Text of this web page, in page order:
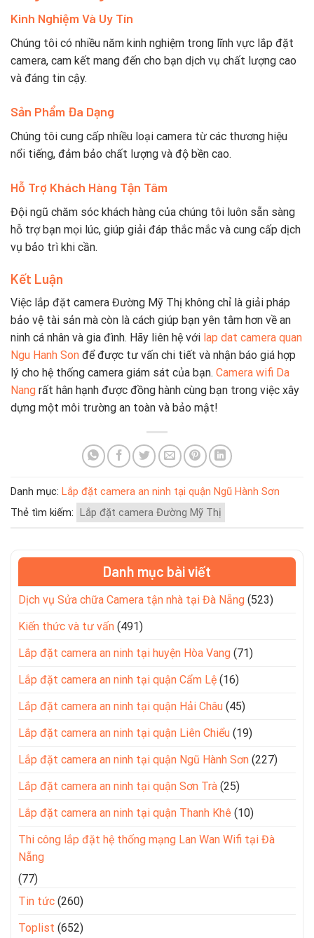
Kinh Nghiệm Và Uy Tín
Chúng tôi có nhiều năm kinh nghiệm trong lĩnh vực lắp đặt
camera, cam kết mang đến cho bạn dịch vụ chất lượng cao
và đáng tin cậy.
Sản Phẩm Đa Dạng
Chúng tôi cung cấp nhiều loại camera từ các thương hiệu
nổi tiếng, đảm bảo chất lượng và độ bền cao.
Hỗ Trợ Khách Hàng Tận Tâm
Đội ngũ chăm sóc khách hàng của chúng tôi luôn sẵn sàng
hỗ trợ bạn mọi lúc, giúp giải đáp thắc mắc và cung cấp dịch
vụ bảo trì khi cần.
Kết Luận
Việc lắp đặt camera Đường Mỹ Thị không chỉ là giải pháp
bảo vệ tài sản mà còn là cách giúp bạn yên tâm hơn về an
ninh cá nhân và gia đình. Hãy liên hệ với lap dat camera quan
Ngu Hanh Son để được tư vấn chi tiết và nhận báo giá hợp
lý cho hệ thống camera giám sát của bạn. Camera wifi Da
Nang rất hân hạnh được đồng hành cùng bạn trong việc xây
dựng một môi trường an toàn và bảo mật!
Danh mục: Lắp đặt camera an ninh tại quận Ngũ Hành Sơn
Thẻ tìm kiếm: Lắp đặt camera Đường Mỹ Thị
Danh mục bài viết
Dịch vụ Sửa chữa Camera tận nhà tại Đà Nẵng (523)
Kiến thức và tư vấn (491)
Lắp đặt camera an ninh tại huyện Hòa Vang (71)
Lắp đặt camera an ninh tại quận Cẩm Lệ (16)
Lắp đặt camera an ninh tại quận Hải Châu (45)
Lắp đặt camera an ninh tại quận Liên Chiểu (19)
Lắp đặt camera an ninh tại quận Ngũ Hành Sơn (227)
Lắp đặt camera an ninh tại quận Sơn Trà (25)
Lắp đặt camera an ninh tại quận Thanh Khê (10)
Thi công lắp đặt hệ thống mạng Lan Wan Wifi tại Đà
Nẵng
(77)
Tin tức (260)
Toplist (652)